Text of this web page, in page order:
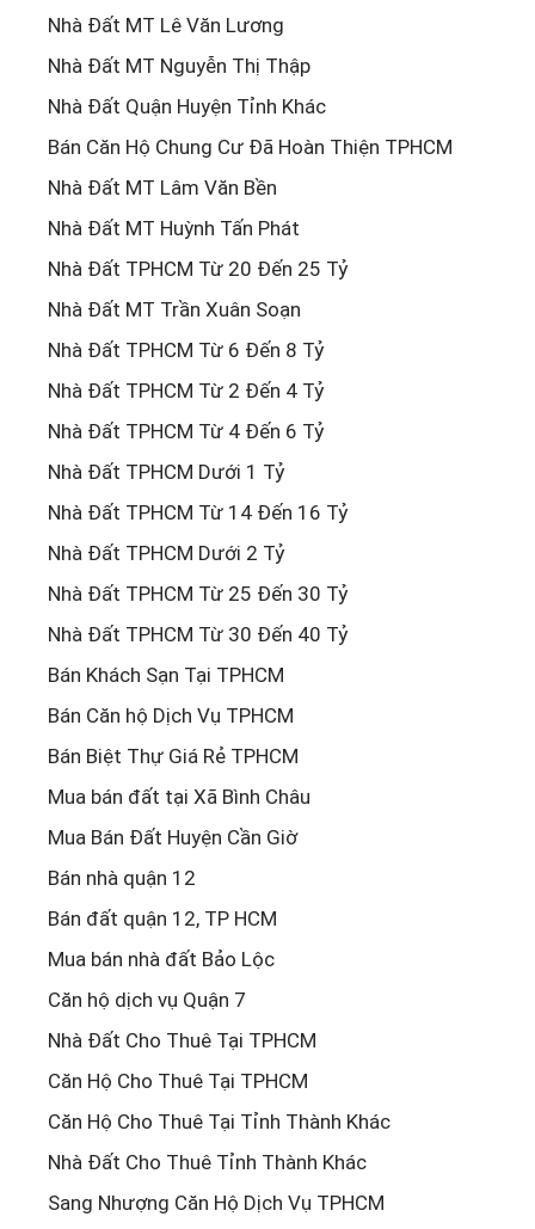
Nhà Đất MT Lê Văn Lương
Nhà Đất MT Nguyễn Thị Thập
Nhà Đất Quận Huyện Tỉnh Khác
Bán Căn Hộ Chung Cư Đã Hoàn Thiện TPHCM
Nhà Đất MT Lâm Văn Bền
Nhà Đất MT Huỳnh Tấn Phát
Nhà Đất TPHCM Từ 20 Đến 25 Tỷ
Nhà Đất MT Trần Xuân Soạn
Nhà Đất TPHCM Từ 6 Đến 8 Tỷ
Nhà Đất TPHCM Từ 2 Đến 4 Tỷ
Nhà Đất TPHCM Từ 4 Đến 6 Tỷ
Nhà Đất TPHCM Dưới 1 Tỷ
Nhà Đất TPHCM Từ 14 Đến 16 Tỷ
Nhà Đất TPHCM Dưới 2 Tỷ
Nhà Đất TPHCM Từ 25 Đến 30 Tỷ
Nhà Đất TPHCM Từ 30 Đến 40 Tỷ
Bán Khách Sạn Tại TPHCM
Bán Căn hộ Dịch Vụ TPHCM
Bán Biệt Thự Giá Rẻ TPHCM
Mua bán đất tại Xã Bình Châu
Mua Bán Đất Huyện Cần Giờ
Bán nhà quận 12
Bán đất quận 12, TP HCM
Mua bán nhà đất Bảo Lộc
Căn hộ dịch vụ Quận 7
Nhà Đất Cho Thuê Tại TPHCM
Căn Hộ Cho Thuê Tại TPHCM
Căn Hộ Cho Thuê Tại Tỉnh Thành Khác
Nhà Đất Cho Thuê Tỉnh Thành Khác
Sang Nhượng Căn Hộ Dịch Vụ TPHCM